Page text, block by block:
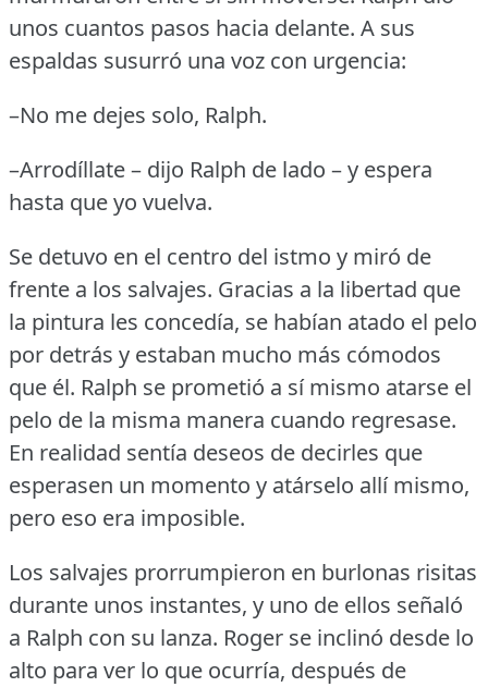
unos cuantos pasos hacia delante. A sus
espaldas susurró una voz con urgencia:
–No me dejes solo, Ralph.
–Arrodíllate – dijo Ralph de lado – y espera
hasta que yo vuelva.
Se detuvo en el centro del istmo y miró de
frente a los salvajes. Gracias a la libertad que
la pintura les concedía, se habían atado el pelo
por detrás y estaban mucho más cómodos
que él. Ralph se prometió a sí mismo atarse el
pelo de la misma manera cuando regresase.
En realidad sentía deseos de decirles que
esperasen un momento y atárselo allí mismo,
pero eso era imposible.
Los salvajes prorrumpieron en burlonas risitas
durante unos instantes, y uno de ellos señaló
a Ralph con su lanza. Roger se inclinó desde lo
alto para ver lo que ocurría, después de